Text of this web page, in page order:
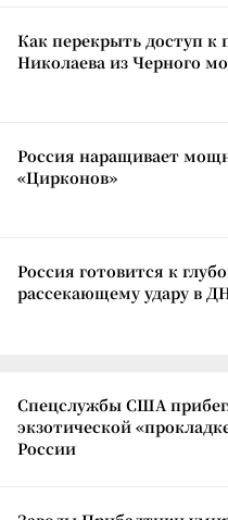
Как перекрыть доступ к
Николаева из Черного
Россия наращивает
«Цирконов»
Россия готовится к
рассекающему удару в
Спецслужбы США
экзотической
России